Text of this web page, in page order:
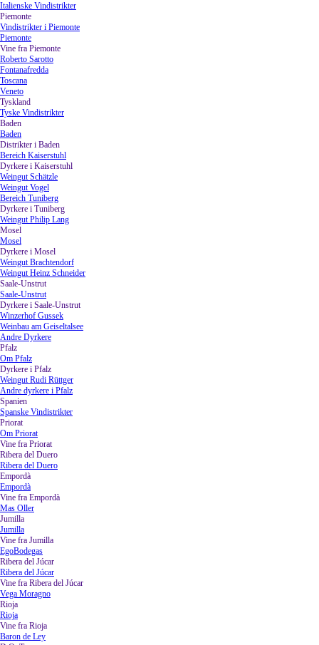
Italienske Vindistrikter
Piemonte
Vindistrikter i Piemonte
Piemonte
Vine fra Piemonte
Roberto Sarotto
Fontanafredda
Toscana
Veneto
Tyskland
Tyske Vindistrikter
Baden
Baden
Distrikter i Baden
Bereich Kaiserstuhl
Dyrkere i Kaiserstuhl
Weingut Schätzle
Weingut Vogel
Bereich Tuniberg
Dyrkere i Tuniberg
Weingut Philip Lang
Mosel
Mosel
Dyrkere i Mosel
Weingut Brachtendorf
Weingut Heinz Schneider
Saale-Unstrut▼
Saale-Unstrut
Dyrkere i Saale-Unstrut▼
Winzerhof Gussek
Weinbau am Geiseltalsee
Andre Dyrkere
Pfalz
Om Pfalz
Dyrkere i Pfalz
Weingut Rudi Rüttger
Andre dyrkere i Pfalz
Spanien
Spanske Vindistrikter
Priorat▼
Om Priorat
Vine fra Priorat
Ribera del Duero
Ribera del Duero
Empordà
Empordà
Vine fra Empordà
Mas Oller
Jumilla
Jumilla
Vine fra Jumilla
EgoBodegas
Ribera del Júcar
Ribera del Júcar
Vine fra Ribera del Júcar
Vega Moragno
Rioja
Rioja
Vine fra Rioja
Baron de Ley